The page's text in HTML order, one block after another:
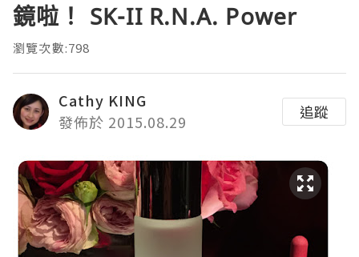
鏡啦！ SK-II R.N.A. Power
瀏覽次數:798
Cathy KING
發佈於 2015.08.29
追蹤